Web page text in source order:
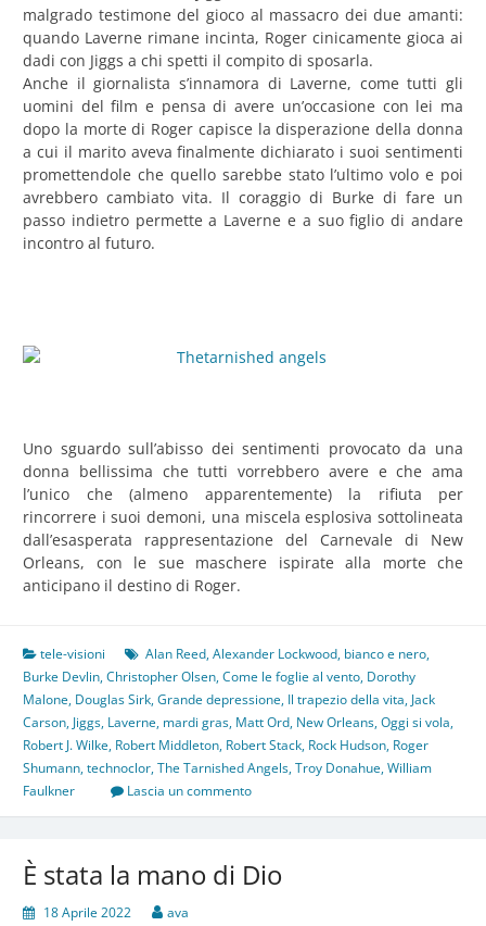
malgrado testimone del gioco al massacro dei due amanti:
quando Laverne rimane incinta, Roger cinicamente gioca ai
dadi con Jiggs a chi spetti il compito di sposarla.
Anche il giornalista s’innamora di Laverne, come tutti gli
uomini del film e pensa di avere un’occasione con lei ma
dopo la morte di Roger capisce la disperazione della donna
a cui il marito aveva finalmente dichiarato i suoi sentimenti
promettendole che quello sarebbe stato l’ultimo volo e poi
avrebbero cambiato vita. Il coraggio di Burke di fare un
passo indietro permette a Laverne e a suo figlio di andare
incontro al futuro.
Uno sguardo sull’abisso dei sentimenti provocato da una
donna bellissima che tutti vorrebbero avere e che ama
l’unico che (almeno apparentemente) la rifiuta per
rincorrere i suoi demoni, una miscela esplosiva sottolineata
dall’esasperata rappresentazione del Carnevale di New
Orleans, con le sue maschere ispirate alla morte che
anticipano il destino di Roger.
tele-visioni Alan Reed,Alexander Lockwood, bianco e nero,
Burke Devlin,Christopher Olsen,Come le foglie al vento, Dorothy
Malone, Douglas Sirk,Grande depressione, Il trapezio della vita,Jack
Carson,Jiggs, Laverne, mardi gras, Matt Ord, New Orleans,Oggi si vola,
Robert J. Wilke, Robert Middleton, Robert Stack, Rock Hudson, Roger
Shumann,technoclor,The Tarnished Angels,Troy Donahue,William
Faulkner
Lascia un commento
È stata la mano di Dio
18 Aprile 2022 ava